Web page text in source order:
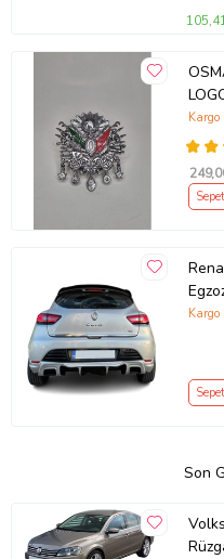
Kargo
249
Kargo
Son